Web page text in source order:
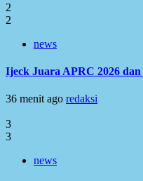
2
2
news
Ijeck Juara APRC 2026
36 menit ago redaksi
3
3
news